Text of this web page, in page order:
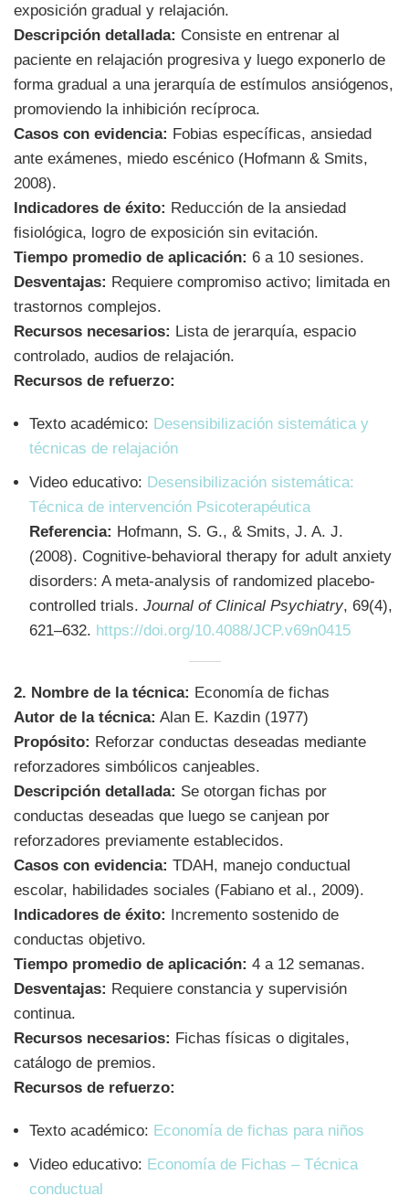
exposición gradual y relajación.
Descripción detallada: Consiste en entrenar al
paciente en relajación progresiva y luego exponerlo de
forma gradual a una jerarquía de estímulos ansiógenos,
promoviendo la inhibición recíproca.
Casos con evidencia: Fobias específicas, ansiedad
ante exámenes, miedo escénico (Hofmann & Smits,
2008).
Indicadores de éxito: Reducción de la ansiedad
fisiológica, logro de exposición sin evitación.
Tiempo promedio de aplicación: 6 a 10 sesiones.
Desventajas: Requiere compromiso activo; limitada en
trastornos complejos.
Recursos necesarios: Lista de jerarquía, espacio
controlado, audios de relajación.
Recursos de refuerzo:
Texto académico: Desensibilización sistemática y
técnicas de relajación
Video educativo: Desensibilización sistemática:
Técnica de intervención Psicoterapéutica
Referencia: Hofmann, S. G., & Smits, J. A. J.
(2008). Cognitive-behavioral therapy for adult anxiety
disorders: A meta-analysis of randomized placebo-
controlled trials. Journal of Clinical Psychiatry, 69(4),
621–632. https://doi.org/10.4088/JCP.v69n0415
2. Nombre de la técnica: Economía de fichas
Autor de la técnica: Alan E. Kazdin (1977)
Propósito: Reforzar conductas deseadas mediante
reforzadores simbólicos canjeables.
Descripción detallada: Se otorgan fichas por
conductas deseadas que luego se canjean por
reforzadores previamente establecidos.
Casos con evidencia: TDAH, manejo conductual
escolar, habilidades sociales (Fabiano et al., 2009).
Indicadores de éxito: Incremento sostenido de
conductas objetivo.
Tiempo promedio de aplicación: 4 a 12 semanas.
Desventajas: Requiere constancia y supervisión
continua.
Recursos necesarios: Fichas físicas o digitales,
catálogo de premios.
Recursos de refuerzo:
Texto académico: Economía de fichas para niños
Video educativo: Economía de Fichas – Técnica
conductual